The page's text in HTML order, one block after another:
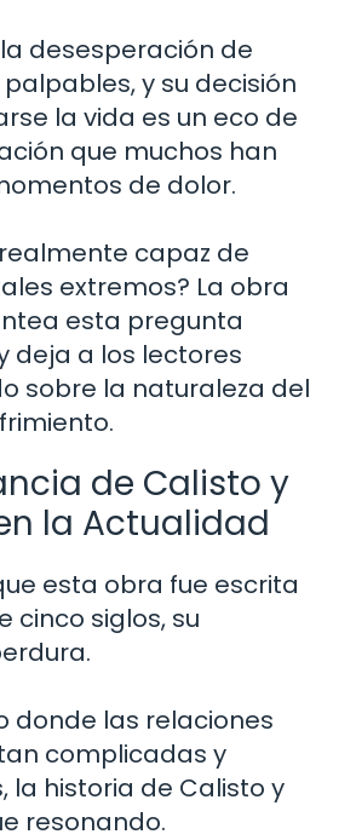
desesperación de
y su decisión
la vida es un eco de
que muchos han
de dolor.
capaz de
extremos? La obra
esta pregunta
deja a los lectores
sobre la naturaleza del
de Calisto y
la Actualidad
esta obra fue escrita
cinco siglos, su
donde las relaciones
complicadas y
la historia de Calisto y
resonando.